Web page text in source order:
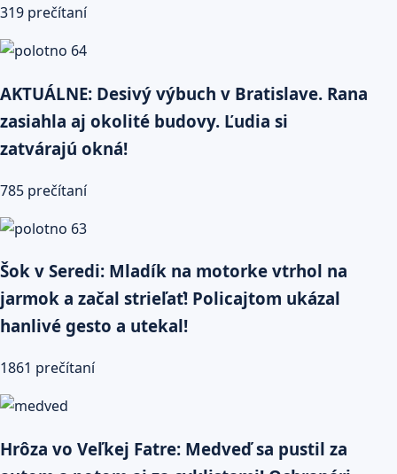
319 prečítaní
AKTUÁLNE: Desivý výbuch v Bratislave. Rana
zasiahla aj okolité budovy. Ľudia si
zatvárajú okná!
785 prečítaní
Šok v Seredi: Mladík na motorke vtrhol na
jarmok a začal strieľať! Policajtom ukázal
hanlivé gesto a utekal!
1861 prečítaní
Hrôza vo Veľkej Fatre: Medveď sa pustil za